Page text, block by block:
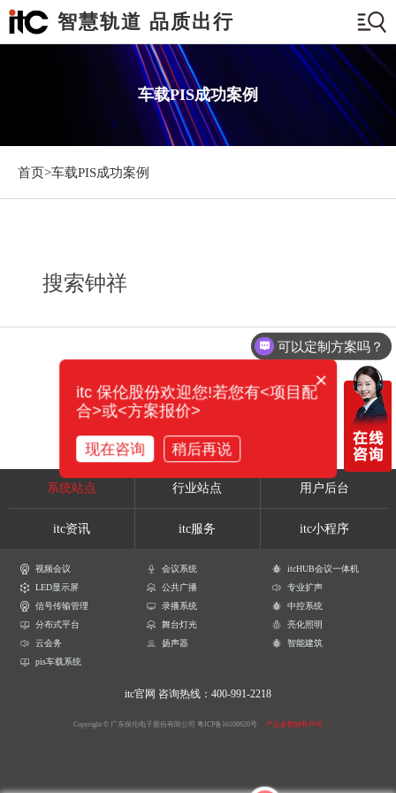
智慧轨道 品质出行
车载PIS成功案例
首页>车载PIS成功案例
搜索钟祥
系统站点 行业站点 用户后台
itc资讯 itc服务 itc小程序
视频会议 会议系统
itcHUB会议一体机
LED显示屏
公共广播
专业扩声
信号传输管理
录播系统
中控系统
分布式平台
舞台灯光
亮化照明
云会务
扬声器
智能建筑
pis车载系统
itc官网 咨询热线：400-991-2218
Copyright © 广东保伦电子股份有限公司 粤ICP备16106620号 产品参数解释声明
可以定制方案吗？
×
itc 保伦股份欢迎您!若您有<项目配
合>或<方案报价>
现在咨询 稍后再说